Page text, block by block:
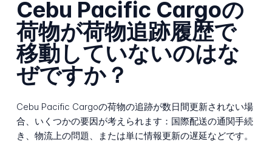
Cebu Pacific Cargoの
荷物が荷物追跡履歴で
移動していないのはな
ぜですか？
Cebu Pacific Cargoの荷物の追跡が数日間更新されない場
合、いくつかの要因が考えられます：国際配送の通関手続
き、物流上の問題、または単に情報更新の遅延などです。